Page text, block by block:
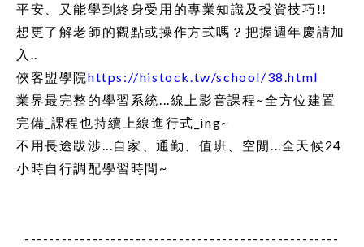
平安、又能學到終身受用的專業知識及投資技巧!!
想更了解老師的觀點或操作方式嗎？把握週年慶請加
入..
俠客盟學院https://histock.tw/school/38.html
業界最完整的學習系統...線上影音課程~全方位建置
完備_課程也持續上線進行式_ing~
不用長途跋涉...自家、通勤、值班、空閒...全天候24
小時自行調配學習時間~
---------------------------------------------------